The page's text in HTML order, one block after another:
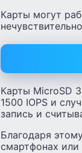
Карты могут
Карты MicroSD
1500 IOPS и
запись и
Благодаря
смартфонах или